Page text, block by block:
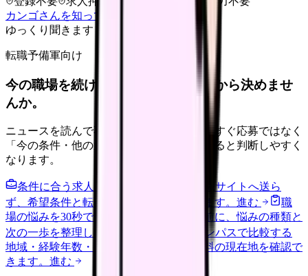
カンゴさんを知ってから相談する
ゆっくり聞きます
転職予備軍向け
今の職場を続けるか、条件を比べてから決めませ
んか。
ニュースを読んで不安が強くなった時は、すぐ応募ではなく
「今の条件・他の選択肢・相談先」を分けると判断しやすく
なります。
条件に合う求人通知を受け取る
外部転職サイトへ送ら
ず、希望条件と転職時期を自社で預かります。 進む
職
場の悩みを30秒で診断
辞めるべきか迷う前に、悩みの種類と
次の一歩を整理します。
給料コンパスで比較する
地域・経験年数・施設形態から、今の給料の現在地を確認で
きます。 進む